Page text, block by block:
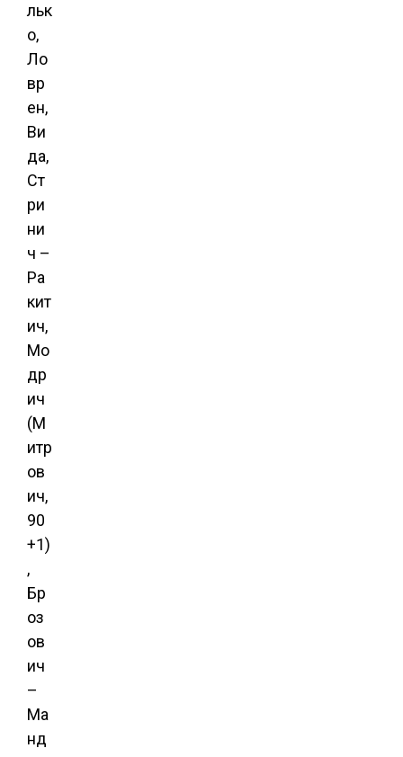
льк
о,
Ло
вр
ен,
Ви
да,
Ст
ри
ни
ч –
Ра
кит
ич,
Мо
др
ич
(М
итр
ов
ич,
90
+1)
,
Бр
оз
ов
ич
–
Ма
нд